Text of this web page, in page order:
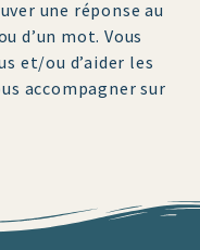
une réponse au
d’un mot. Vous
et/ou d’aider les
accompagner sur